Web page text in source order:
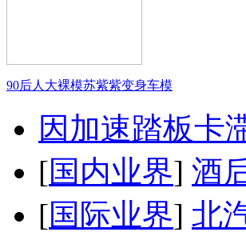
90后人大裸模苏紫紫变身车模
因加速踏板卡
[国内业界] 酒
[国际业界] 北